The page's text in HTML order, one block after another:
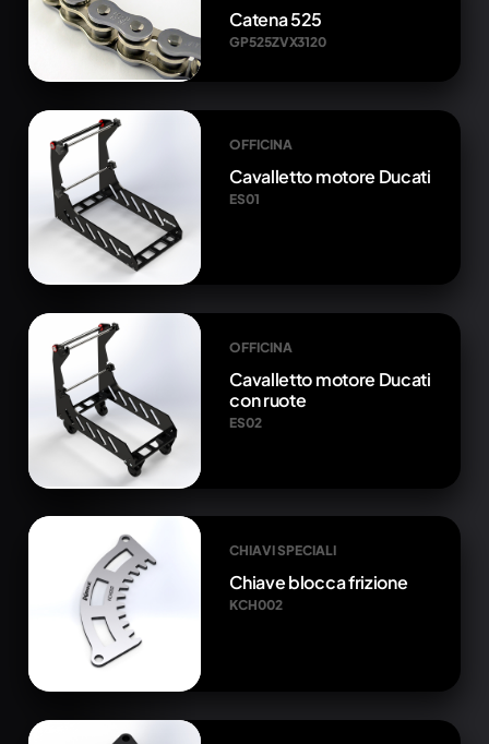
Catena 525
GP525ZVX3120
OFFICINA
Cavalletto motore Ducati
ES01
OFFICINA
Cavalletto motore Ducati
con ruote
ES02
CHIAVI SPECIALI
Chiave blocca frizione
KCH002